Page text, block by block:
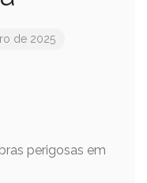
de 2025
perigosas em